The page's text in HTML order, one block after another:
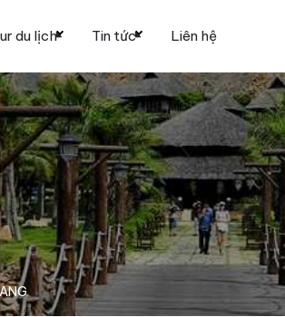
du lịch Tin tức Liên hệ